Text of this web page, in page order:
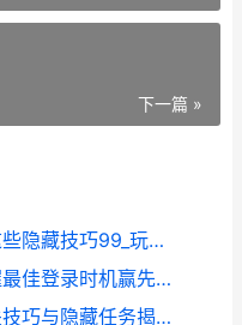
下一篇 »
地下封顶逆水寒速通指南：这些隐藏技巧99_玩家不知道_
逆水寒上线时间全攻略：掌握最佳登录时机赢先机
足迹逆水寒剧情全解析：通关技巧与隐藏任务揭秘